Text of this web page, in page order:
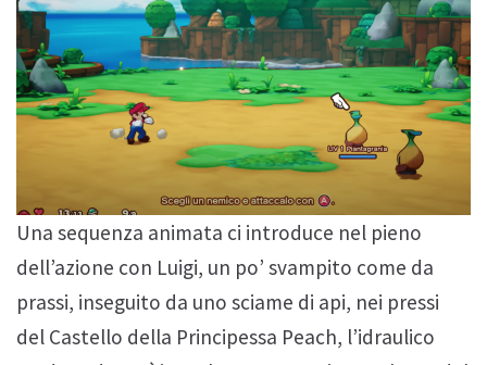
Una sequenza animata ci introduce nel pieno
dell’azione con Luigi, un po’ svampito come da
prassi, inseguito da uno sciame di api, nei pressi
del Castello della Principessa Peach, l’idraulico